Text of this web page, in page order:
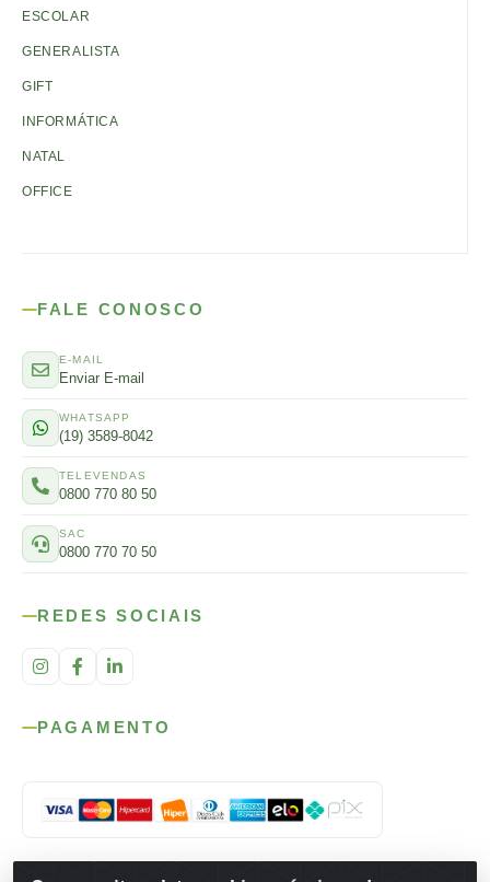
ESCOLAR
GENERALISTA
GIFT
INFORMÁTICA
NATAL
OFFICE
FALE CONOSCO
E-MAIL
Enviar E-mail
WHATSAPP
(19) 3589-8042
TELEVENDAS
0800 770 80 50
SAC
0800 770 70 50
REDES SOCIAIS
PAGAMENTO